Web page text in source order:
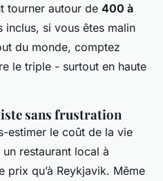
tourner autour de 400 à
inclus, si vous êtes malin
du monde, comptez
le triple - surtout en haute
sans frustration
estimer le coût de la vie
restaurant local à
prix qu’à Reykjavik. Même